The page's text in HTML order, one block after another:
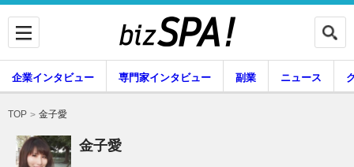
企業インタビュー 専門家インタビュー 副業 ニュース
暮らし
TOP 金子愛
金子愛